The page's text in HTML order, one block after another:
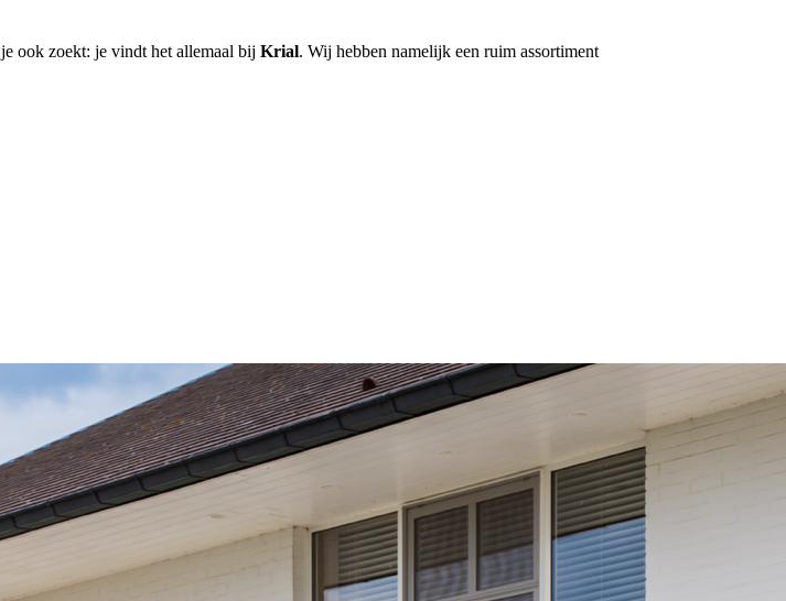
je ook zoekt: je vindt het allemaal bij Krial. Wij hebben namelijk een ruim assortiment